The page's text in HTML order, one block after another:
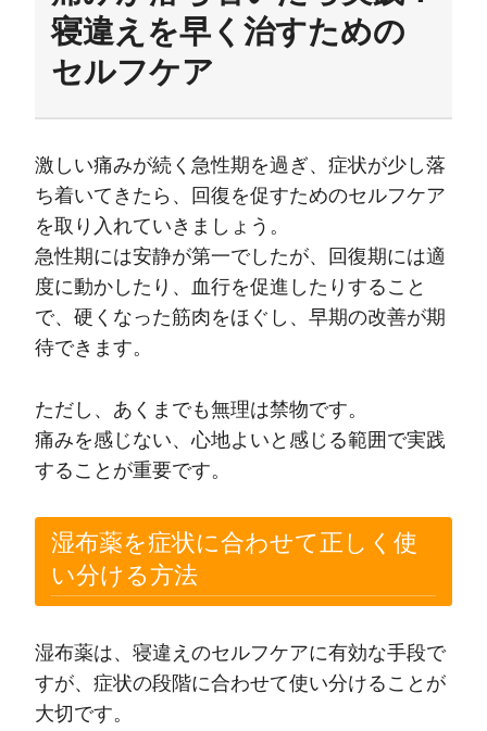
寝違えを早く治すための
セルフケア
激しい痛みが続く急性期を過ぎ、症状が少し落
ち着いてきたら、回復を促すためのセルフケア
を取り入れていきましょう。
急性期には安静が第一でしたが、回復期には適
度に動かしたり、血行を促進したりすること
で、硬くなった筋肉をほぐし、早期の改善が期
待できます。
ただし、あくまでも無理は禁物です。
痛みを感じない、心地よいと感じる範囲で実践
することが重要です。
湿布薬を症状に合わせて正しく使
い分ける方法
湿布薬は、寝違えのセルフケアに有効な手段で
すが、症状の段階に合わせて使い分けることが
大切です。